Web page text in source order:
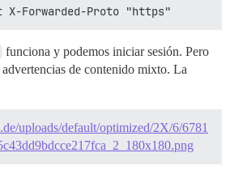
X-Forwarded-Proto "https"
funciona y podemos iniciar sesión. Pero
de contenido mixto. La
uploads/default/optimized/2X/6/6781